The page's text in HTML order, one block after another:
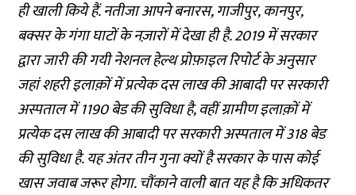
ही खाली किये हैं. नतीजा आपने बनारस, गाजीपुर, कानपुर,
बक्सर के गंगा घाटों के नज़ारों में देखा ही है. 2019 में सरकार
द्वारा जारी की गयी नेशनल हेल्थ प्रोफ़ाइल रिपोर्ट के अनुसार
जहां शहरी इलाक़ों में प्रत्येक दस लाख की आबादी पर सरकारी
अस्पताल में 1190 बेड की सुविधा है, वहीं ग्रामीण इलाक़ों में
प्रत्येक दस लाख की आबादी पर सरकारी अस्पताल में 318 बेड
की सुविधा है. यह अंतर तीन गुना क्यों है सरकार के पास कोई
खास जवाब जरूर होगा. चौंकाने वाली बात यह है कि अधिकतर